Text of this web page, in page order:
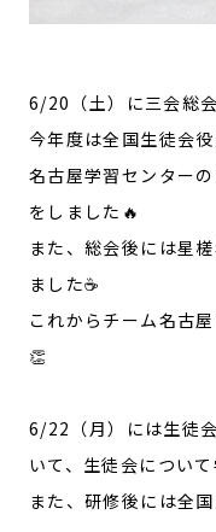
6/20（土）に三会総
今年度は全国生徒会
名古屋学習センター
をしました🔥
また、総会後には星
ました☕
これからチーム名古
👏
6/22（月）には生徒
いて、生徒会について
また、研修後には全